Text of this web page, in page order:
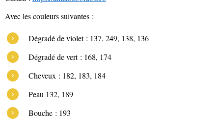
Avec les couleurs suivantes :
Dégradé de violet : 137, 249, 138, 136
Dégradé de vert : 168, 174
Cheveux : 182, 183, 184
Peau 132, 189
Bouche : 193